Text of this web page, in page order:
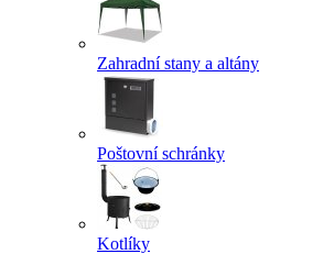
Zahradní stany a altány
Poštovní schránky
Kotlíky